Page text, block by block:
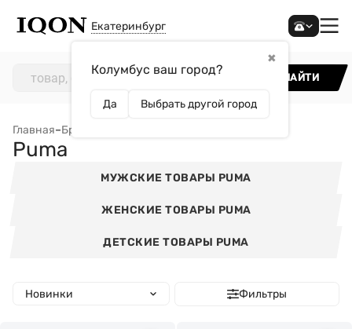
Екатеринбург
✖
Колумбус ваш город?
Да Выбрать другой город
НАЙТИ
Главная–Бренды
Puma
МУЖСКИЕ ТОВАРЫ PUMA
ЖЕНСКИЕ ТОВАРЫ PUMA
ДЕТСКИЕ ТОВАРЫ PUMA
Новинки Фильтры